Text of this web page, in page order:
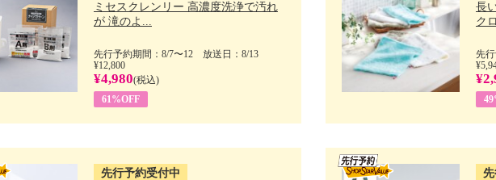
ミセスクレンリー 高濃度洗浄で汚れ
が 滝のよ...
先行予約期間：8/7〜12 放送日：8/13
¥12,800
¥4,980(税込)
61%OFF
長
ク
先
先行予約受付中